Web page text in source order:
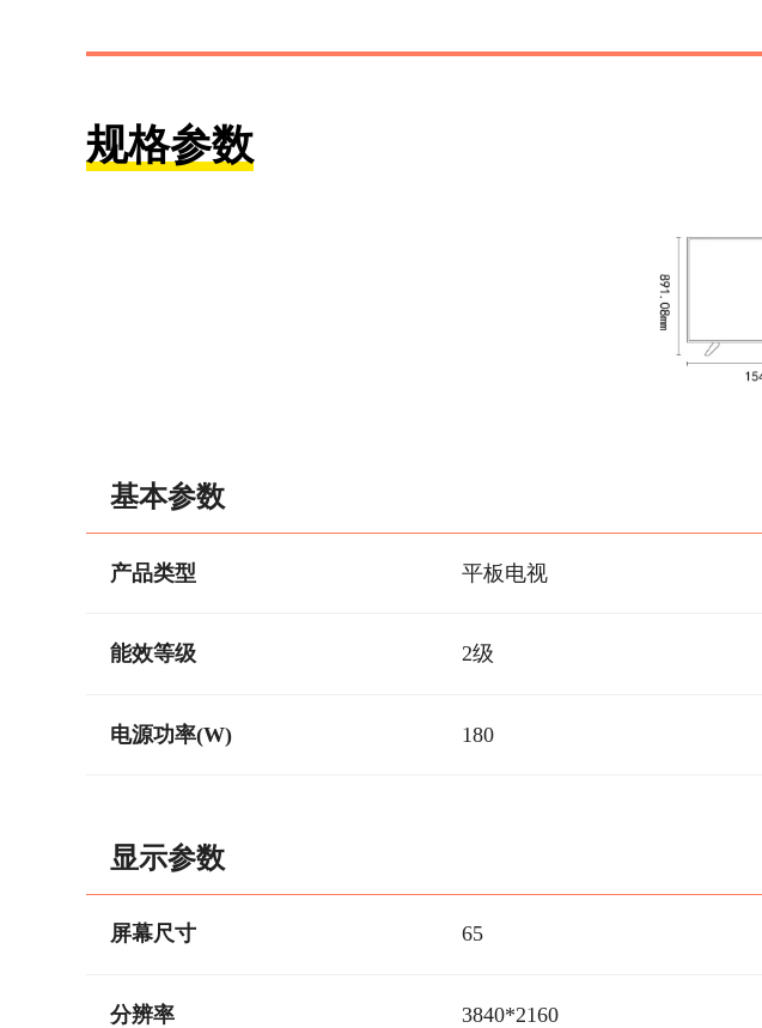
规格参数
基本参数
产品类型 平板电视
能效等级 2级
电源功率(W) 180
显示参数
屏幕尺寸 65
分辨率 3840*2160